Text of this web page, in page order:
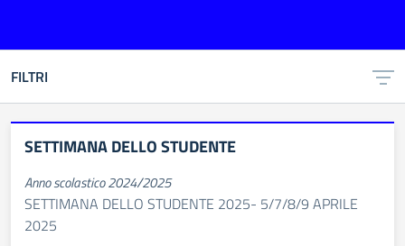
FILTRI
SETTIMANA DELLO STUDENTE
Anno scolastico 2024/2025
SETTIMANA DELLO STUDENTE 2025- 5/7/8/9 APRILE
2025